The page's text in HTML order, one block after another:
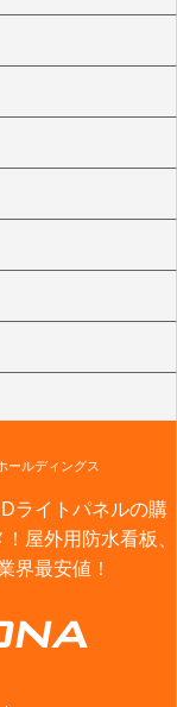
ールディングス
ライトパネルの購
屋外用防水看板、
界最安値！